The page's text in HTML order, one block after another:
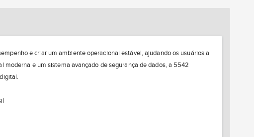
e criar um ambiente operacional estável, ajudando os usuários a
e um sistema avançado de segurança de dados, a 5542